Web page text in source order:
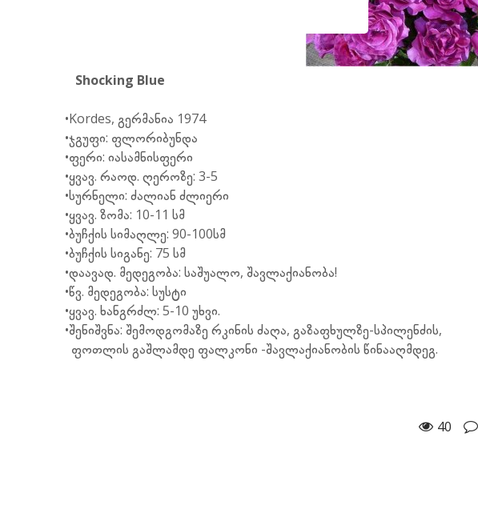
Shocking Blue
•Kordes, გერმანია 1974
•ჯგუფი: ფლორიბუნდა
•ფერი: იასამნისფერი
•ყვავ. რაოდ. ღეროზე: 3-5
•სურნელი: ძალიან ძლიერი
•ყვავ. ზომა: 10-11 სმ
•ბუჩქის სიმაღლე: 90-100სმ
•ბუჩქის სიგანე: 75 სმ
•დაავად. მედეგობა: საშუალო, შავლაქიანობა!
•წვ. მედეგობა: სუსტი
•ყვავ. ხანგრძლ: 5-10 უხვი.
•შენიშვნა: შემოდგომაზე რკინის ძაღა, გაზაფხულზე-სპილენძის,
ფოთლის გაშლამდე ფალკონი -შავლაქიანობის წინააღმდეგ.
40